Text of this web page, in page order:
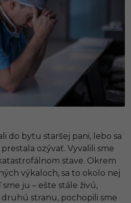
do bytu staršej pani, lebo sa
ozývať. Vyvalili sme
stave. Okrem
výkaloch, sa to okolo nej
ju – ešte stále živú,
stranu, pochopili sme